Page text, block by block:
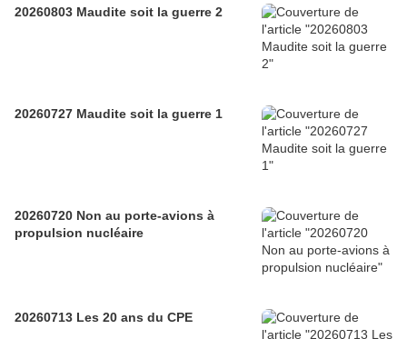
20260803 Maudite soit la guerre 2
20260727 Maudite soit la guerre 1
20260720 Non au porte-avions à
propulsion nucléaire
20260713 Les 20 ans du CPE